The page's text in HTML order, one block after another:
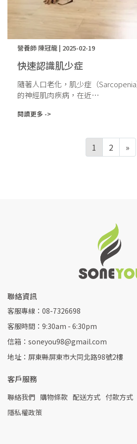
快速認識肌少症
營養師 陳冠龍 | 2025-02-19
隨著人口老化，肌少症（
的神經肌肉疾病，在近⋯
閱讀更多 ->
1 2 »
聯絡資訊
客服專線：08-7326698
客服時間：9:30am - 6:30pm
信箱：soneyou98@gmail.com
地址：屏東縣屏東市大同北路98號2樓
客戶服務
聯絡我們 購物條款 配送方式 付款方式
隱私權政策